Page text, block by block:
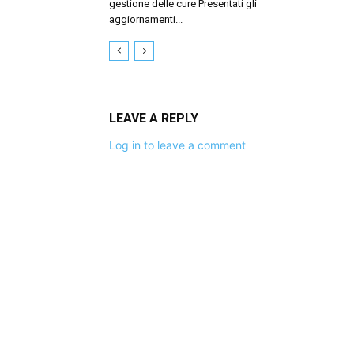
gestione delle cure Presentati gli
aggiornamenti...
LEAVE A REPLY
Log in to leave a comment